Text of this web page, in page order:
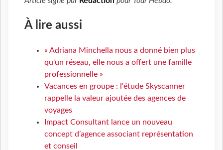
À lire aussi
« Adriana Minchella nous a donné bien plus
qu'un réseau, elle nous a offert une famille
professionnelle »
Vacances en groupe : l'étude Skyscanner
rappelle la valeur ajoutée des agences de
voyages
Impact Consultant lance un nouveau
concept d’agence associant représentation
et conseil